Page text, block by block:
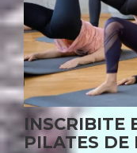
INSCRIBITE
PILATES DE